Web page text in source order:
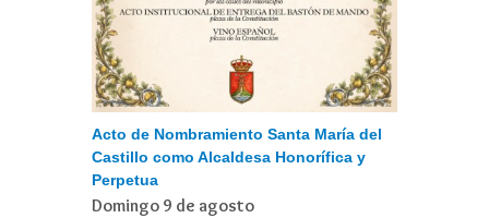
Acto de Nombramiento Santa María del
Castillo como Alcaldesa Honorífica y
Perpetua
Domingo 9 de agosto